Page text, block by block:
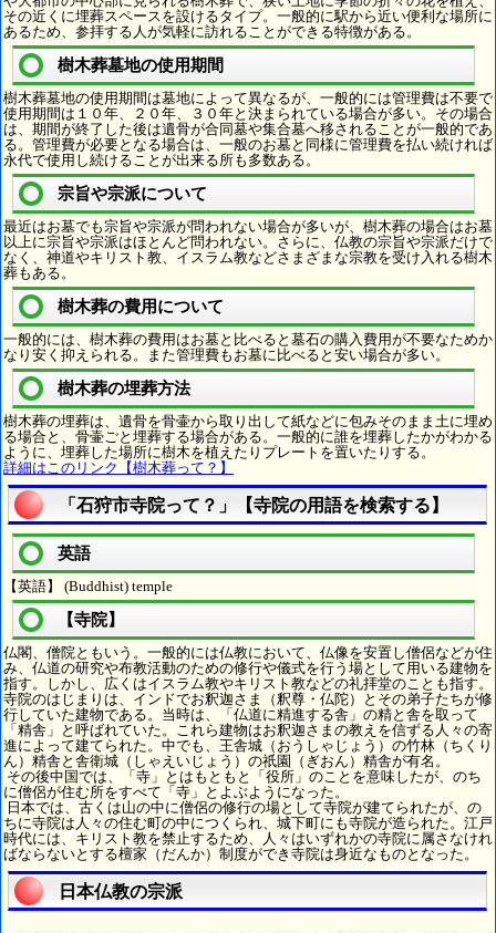
その近くに埋葬スペースを設けるタイプ。一般的に駅から近い便利な場所に
あるため、参拝する人が気軽に訪れることができる特徴がある。
樹木葬墓地の使用期間
樹木葬墓地の使用期間は墓地によって異なるが、一般的には管理費は不要で
使用期間は１０年、２０年、３０年と決まられている場合が多い。その場合
は、期間が終了した後は遺骨が合同墓や集合墓へ移されることが一般的であ
る。管理費が必要となる場合は、一般のお墓と同様に管理費を払い続ければ
永代で使用し続けることが出来る所も多数ある。
宗旨や宗派について
最近はお墓でも宗旨や宗派が問われない場合が多いが、樹木葬の場合はお墓
以上に宗旨や宗派はほとんど問われない。さらに、仏教の宗旨や宗派だけで
なく、神道やキリスト教、イスラム教などさまざまな宗教を受け入れる樹木
葬もある。
樹木葬の費用について
一般的には、樹木葬の費用はお墓と比べると墓石の購入費用が不要なためか
なり安く抑えられる。また管理費もお墓に比べると安い場合が多い。
樹木葬の埋葬方法
樹木葬の埋葬は、遺骨を骨壷から取り出して紙などに包みそのまま土に埋め
る場合と、骨壷ごと埋葬する場合がある。一般的に誰を埋葬したかがわかる
ように、埋葬した場所に樹木を植えたりプレートを置いたりする。
詳細はこのリンク【樹木葬って？】
「石狩市寺院って？」【寺院の用語を検索する】
英語
【英語】 (Buddhist) temple
【寺院】
仏閣、僧院ともいう。一般的には仏教において、仏像を安置し僧侶などが住
み、仏道の研究や布教活動のための修行や儀式を行う場として用いる建物を
指す。しかし、広くはイスラム教やキリスト教などの礼拝堂のことも指す。
寺院のはじまりは、インドでお釈迦さま（釈尊・仏陀）とその弟子たちが修
行していた建物である。当時は、「仏道に精進する舎」の精と舎を取って
「精舎」と呼ばれていた。これら建物はお釈迦さまの教えを信ずる人々の寄
進によって建てられた。中でも、王舎城（おうしゃじょう）の竹林（ちくり
ん）精舎と舎衛城（しゃえいじょう）の祇園（ぎおん）精舎が有名。
その後中国では、「寺」とはもともと「役所」のことを意味したが、のち
に僧侶が住む所をすべて「寺」とよぶようになった。
日本では、古くは山の中に僧侶の修行の場として寺院が建てられたが、の
ちに寺院は人々の住む町の中につくられ、城下町にも寺院が造られた。江戸
時代には、キリスト教を禁止するため、人々はいずれかの寺院に属さなけれ
ばならないとする檀家（だんか）制度ができ寺院は身近なものとなった。
日本仏教の宗派